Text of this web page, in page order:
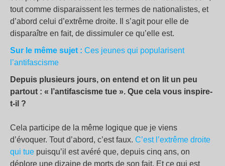
tout comme disparaissent les termes de nationalistes, et
d’abord celui d’extrême droite. Il s’agit pour elle de
disparaître en fait, de dissimuler ce qu’elle est.
Sur le même sujet : Ces jeunes qui popularisent
l’antifascisme
Depuis plusieurs jours, on entend et on lit un peu
partout : « l’antifascisme tue ». Que cela vous inspire-
t-il ?
Cela participe de la même logique que je viens
d’évoquer. Tout d’abord, c’est faux. C’est l’extrême droite
qui tue puisqu’il est avéré que, depuis cinq ans, on
déplore une dizaine de morts de son fait. Et ce qui est